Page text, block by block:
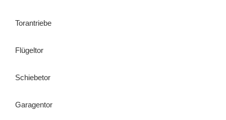
Torantriebe
Flügeltor
Schiebetor
Garagentor